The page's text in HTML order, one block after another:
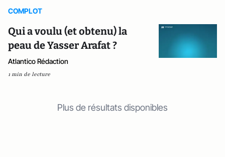
COMPLOT
Qui a voulu (et obtenu) la
peau de Yasser Arafat ?
Atlantico Rédaction
1 min de lecture
Plus de résultats disponibles